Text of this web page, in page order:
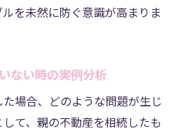
を未然に防ぐ意識が高まりま
ない時の実例分析
場合、どのような問題が生じ
て、親の不動産を相続したも